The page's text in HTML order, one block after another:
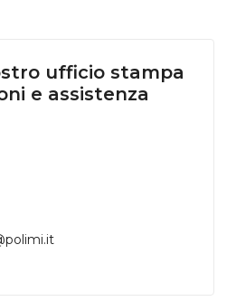
ufficio stampa
e assistenza